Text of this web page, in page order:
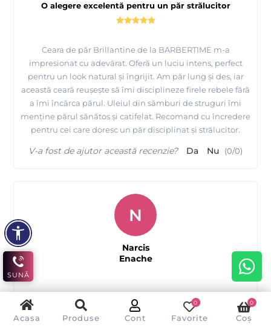
Acasa Produse Cont Favorite
0
Coș
0
O alegere excelentă pentru un păr strălucitor
Ceara de păr Brillantine de la BARBERTIME m-a
impresionat cu adevărat. Oferă un luciu intens, perfect
pentru un look natural și îngrijit. Am păr lung și des, iar
această ceară reușește să îmi disciplineze firele rebele fără
a îmi încărca părul. Uleiul din sâmburi de struguri îmi
menține părul sănătos și catifelat. Recomand cu încredere
pentru cei care doresc un păr disciplinat și strălucitor.
V-a fost de ajutor această recenzie? Da Nu (0/0)
Luciu și hidratare
N
Narcis
Enache
SUNĂ